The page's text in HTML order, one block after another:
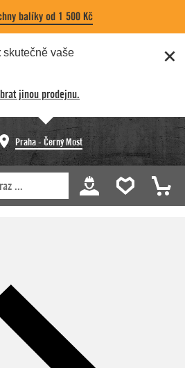
balíky od 1 500 Kč
skutečně vaše
jinou prodejnu.
Praha - Černý Most